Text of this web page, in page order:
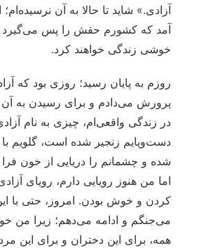
آزادی.» شاید تا حالا به آن
آمد که کشورم حقش را پس می‌گیرد
خوشی زندگی خواهند کرد.
روزم به پایان رسید؛ روزی بود که
پرورش می‌دادم و برای رسیدن به آن
در زندگی واقعی‌ام، چیزی به نام
دست‌وپایم زنجیر شده است، گلویم با
شده و چشمانم را دریایی از خون
اما من هنوز رویایی دارم، رویای
کردن و خوش بودن. امروز، حتی با
می‌جنگم و ادامه می‌دهم؛ زیرا من
همه، برای این دختران و برای این